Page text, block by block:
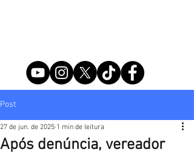
Post
Após denúncia, vereador
27 de jun. de 2025 1 min de leitura